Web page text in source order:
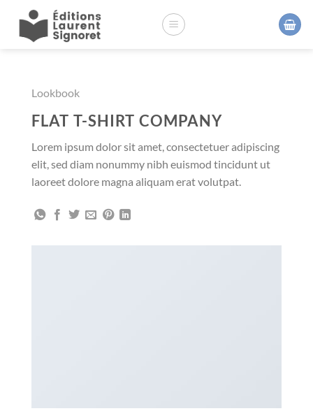
Passer
contenu
Lookbook
FLAT T-SHIRT COMPANY
Lorem ipsum dolor sit amet, consectetuer adipiscing
elit, sed diam nonummy nibh euismod tincidunt ut
laoreet dolore magna aliquam erat volutpat.